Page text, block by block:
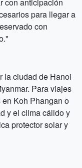
para llegar a
con
la ciudad de Hanoi
Para viajes
Koh Phangan o
y el clima cálido y
protector solar y